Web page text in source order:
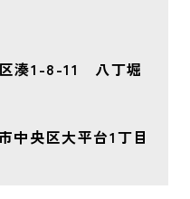
湊1-8-11 八丁堀
中央区大平台1丁目